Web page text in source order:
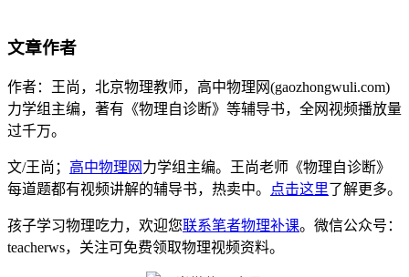
文章作者
作者：王尚，北京物理教师，高中物理网(gaozhongwuli.com)
力学组主编，著有《物理自诊断》等辅导书，全网视频播放量
过千万。
文/王尚； 高中物理网 力学组主编。王尚老师《物理自诊断》
每道题都有视频讲解的辅导书，热卖中。
点击这里了解更多。
孩子学习物理吃力，欢迎您联系笔者物理补课。微信公众号：
teacherws，关注可免费领取物理视频资料。